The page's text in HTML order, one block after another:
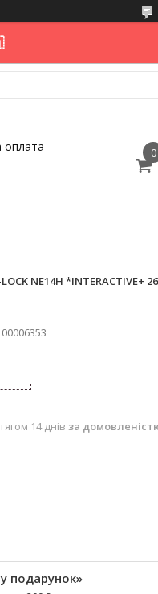
оплата
NE14H *INTERACTIVE+
00006353
14 днів за
подарунок»